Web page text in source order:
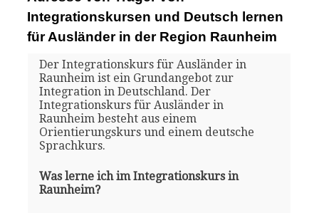
Integrationskursen und Deutsch lernen
für Ausländer in der Region Raunheim
Der Integrationskurs für Ausländer in
Raunheim ist ein Grundangebot zur
Integration in Deutschland. Der
Integrationskurs für Ausländer in
Raunheim besteht aus einem
Orientierungskurs und einem deutsche
Sprachkurs.
Was lerne ich im Integrationskurs in
Raunheim?